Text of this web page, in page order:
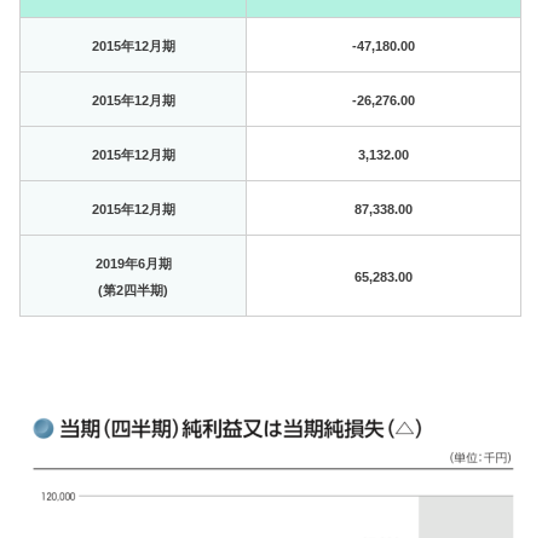
2015年12月期 -47,180.00
2015年12月期 -26,276.00
2015年12月期 3,132.00
2015年12月期 87,338.00
2019年6月期
(第2四半期)
65,283.00